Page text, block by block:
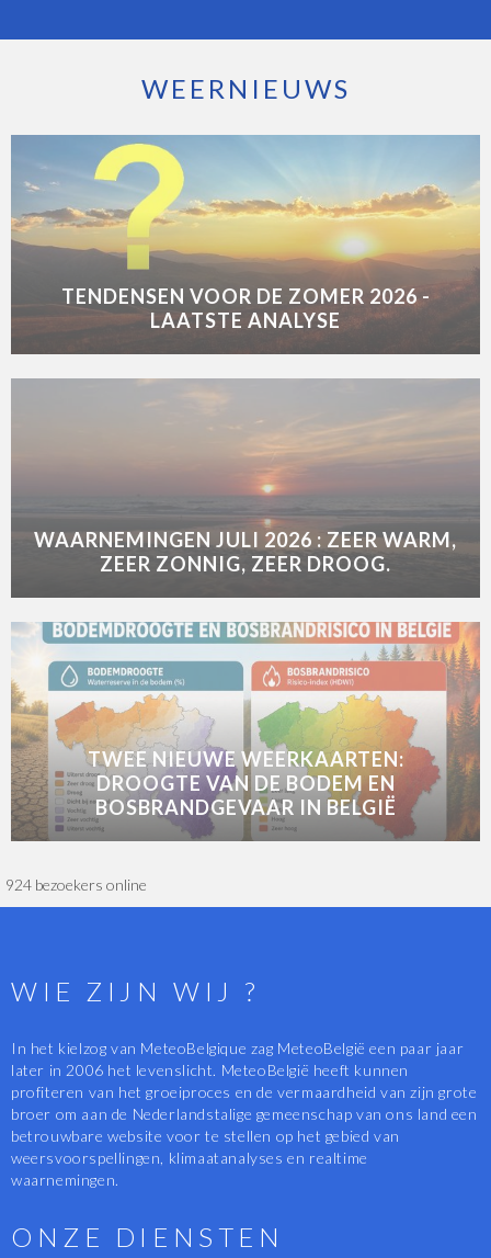
WEERNIEUWS
TENDENSEN VOOR DE ZOMER 2026 -
LAATSTE ANALYSE
WAARNEMINGEN JULI 2026 : ZEER WARM,
ZEER ZONNIG, ZEER DROOG.
TWEE NIEUWE WEERKAARTEN:
DROOGTE VAN DE BODEM EN
BOSBRANDGEVAAR IN BELGIË
924 bezoekers online
WIE ZIJN WIJ ?
In het kielzog van MeteoBelgique zag MeteoBelgië een paar jaar
later in 2006 het levenslicht. MeteoBelgië heeft kunnen
profiteren van het groeiproces en de vermaardheid van zijn grote
broer om aan de Nederlandstalige gemeenschap van ons land een
betrouwbare website voor te stellen op het gebied van
weersvoorspellingen, klimaatanalyses en realtime
waarnemingen.
ONZE DIENSTEN